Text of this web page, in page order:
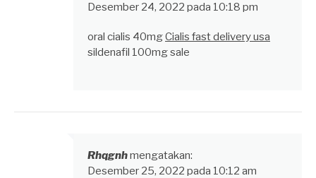
Desember 24, 2022 pada 10:18 pm
oral cialis 40mgCialis fast delivery usa
sildenafil 100mg sale
Rhqgnhmengatakan:
Desember 25, 2022 pada 10:12 am